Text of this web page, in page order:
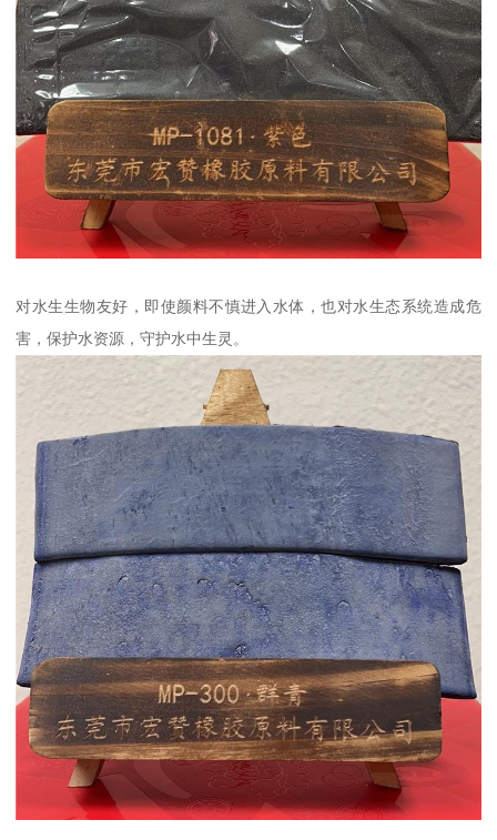
对水生生物友好，即使颜料不慎进入水体，也对水生态系统造成危
害，保护水资源，守护水中生灵。